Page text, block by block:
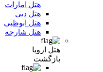
هتل امارات
هتل دبی
هتل ابوظبی
هتل شارجه
هتل اروپا
بازگشت